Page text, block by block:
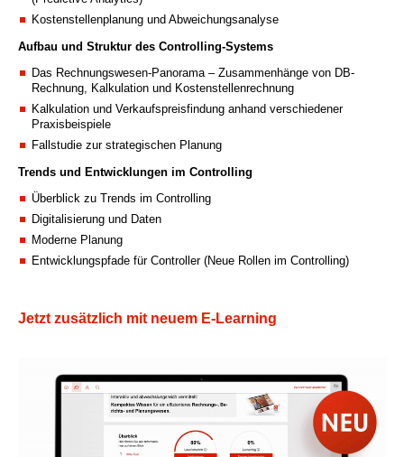
Kostenstellenplanung und Abweichungsanalyse
Aufbau und Struktur des Controlling-Systems
Das Rechnungswesen-Panorama – Zusammenhänge von DB-
Rechnung, Kalkulation und Kostenstellenrechnung
Kalkulation und Verkaufspreisfindung anhand verschiedener
Praxisbeispiele
Fallstudie zur strategischen Planung
Trends und Entwicklungen im Controlling
Überblick zu Trends im Controlling
Digitalisierung und Daten
Moderne Planung
Entwicklungspfade für Controller (Neue Rollen im Controlling)
Jetzt zusätzlich mit neuem E-Learning